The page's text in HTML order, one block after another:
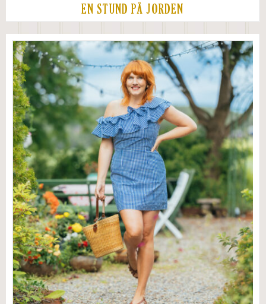
EN STUND PÅ JORDEN